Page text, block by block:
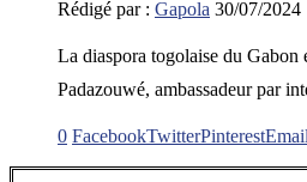
Rédigé par : Gapola 30/07/2024
La diaspora togolaise du Gabon
Padazouwé, ambassadeur par
0 FacebookTwitterPinterestEmail